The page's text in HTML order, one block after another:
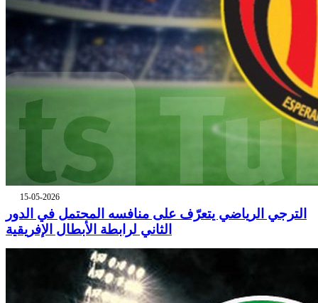
15-05-2026
الترجي الرياضي يتعرّف على منافسه المحتمل في الدور
الثاني لرابطة الأبطال الإفريقية